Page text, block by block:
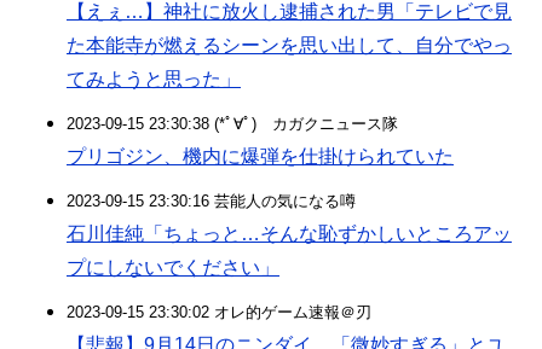
【えぇ…】神社に放火し逮捕された男「テレビで見
た本能寺が燃えるシーンを思い出して、自分でやっ
てみようと思った」
2023-09-15 23:30:38 (*ﾟ∀ﾟ)ゞカガクニュース隊
プリゴジン、機内に爆弾を仕掛けられていた
2023-09-15 23:30:16 芸能人の気になる噂
石川佳純「ちょっと…そんな恥ずかしいところアッ
プにしないでください」
2023-09-15 23:30:02 オレ的ゲーム速報＠刃
【悲報】9月14日のニンダイ、「微妙すぎる」とユ